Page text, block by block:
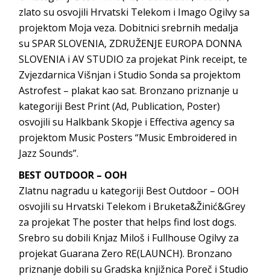
zlato su osvojili Hrvatski Telekom i Imago Ogilvy sa
projektom Moja veza. Dobitnici srebrnih medalja
su SPAR SLOVENIA, ZDRUŽENJE EUROPA DONNA
SLOVENIA i AV STUDIO za projekat Pink receipt, te
Zvjezdarnica Višnjan i Studio Sonda sa projektom
Astrofest – plakat kao sat. Bronzano priznanje u
kategoriji Best Print (Ad, Publication, Poster)
osvojili su Halkbank Skopje i Effectiva agency sa
projektom Music Posters “Music Embroidered in
Jazz Sounds”.
BEST OUTDOOR – OOH
Zlatnu nagradu u kategoriji Best Outdoor – OOH
osvojili su Hrvatski Telekom i Bruketa&Žinić&Grey
za projekat The poster that helps find lost dogs.
Srebro su dobili Knjaz Miloš i Fullhouse Ogilvy za
projekat Guarana Zero RE(LAUNCH). Bronzano
priznanje dobili su Gradska knjižnica Poreč i Studio